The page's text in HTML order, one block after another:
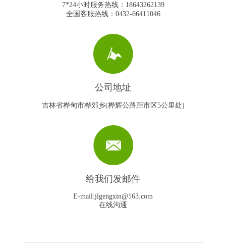
瞄准鲜食玉米种植赛道，玉米播种机厂家推出精密型专
随着鲜食玉米市场需求的持续增长，越来越多的农户开始改种甜
少，但对播种的···
解决农户旧机处置难题，玉米播种机厂家推出以旧换新
在玉米主产区，很多农户家里都有老旧的玉米播种机，要么是排
化、播种精度跟不上，要么是机型老旧、不适配现在的秸秆还田
7*24小时服务热线：18643262139
全国客服热线：0432-66411046
公司地址
吉林省桦甸市桦郊乡(桦辉公路距市区5公里处)
给我们发邮件
E-mail:jlgengxin@163.com
在线沟通